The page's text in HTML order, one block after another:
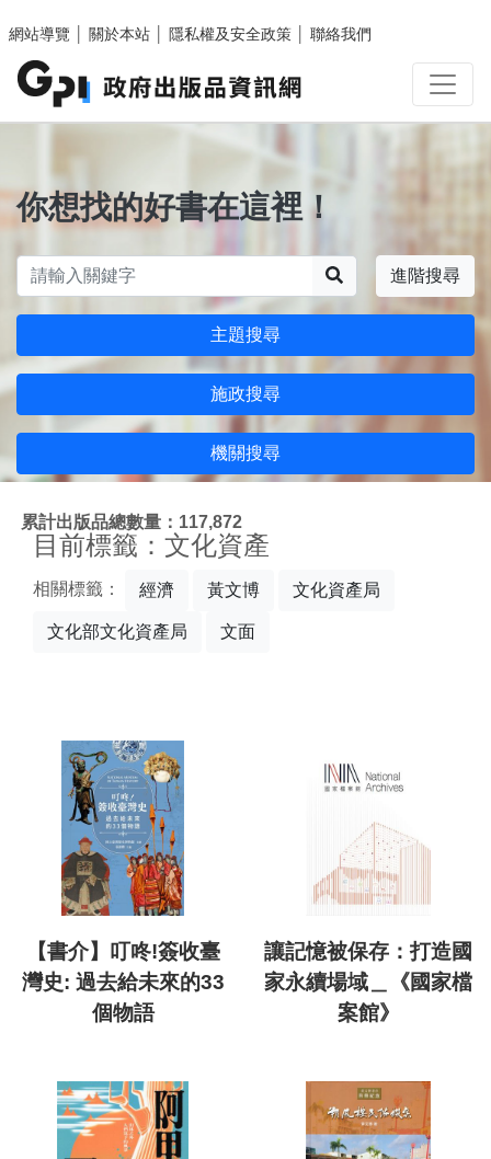
網站導覽
關於本站 隱私權及安全政策 聯絡我們
你想找的好書在這裡！
進階搜尋
主題搜尋
施政搜尋
機關搜尋
累計出版品總數量：117,872
目前標籤：文化資產
相關標籤： 經濟 黃文博 文化資產局
文化部文化資產局 文面
【書介】叮咚!簽收臺
灣史: 過去給未來的33
個物語
讓記憶被保存：打造國
家永續場域＿《國家檔
案館》